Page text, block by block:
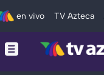
en vivo TV Azteca